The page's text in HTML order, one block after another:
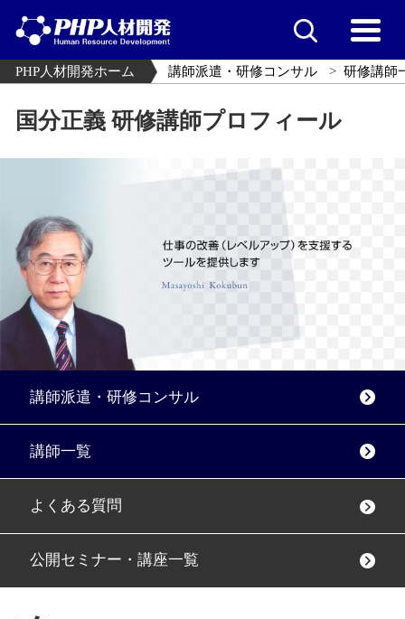
PHP人材開発ホーム 講師派遣・研修コンサル 研修講師
国分正義 研修講師プロフィール
講師派遣・研修コンサル
講師一覧
よくある質問
公開セミナー・講座一覧